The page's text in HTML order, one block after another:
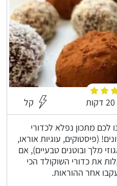
20 דקות קל
לכם מתכון נפלא לכדורי
7 ציפויים שונים! (פיסטוקים, עוגיות אוראו,
מלך ובוטנים טבעיים), אם
את כדורי השוקולד הכי
אחר ההוראות.